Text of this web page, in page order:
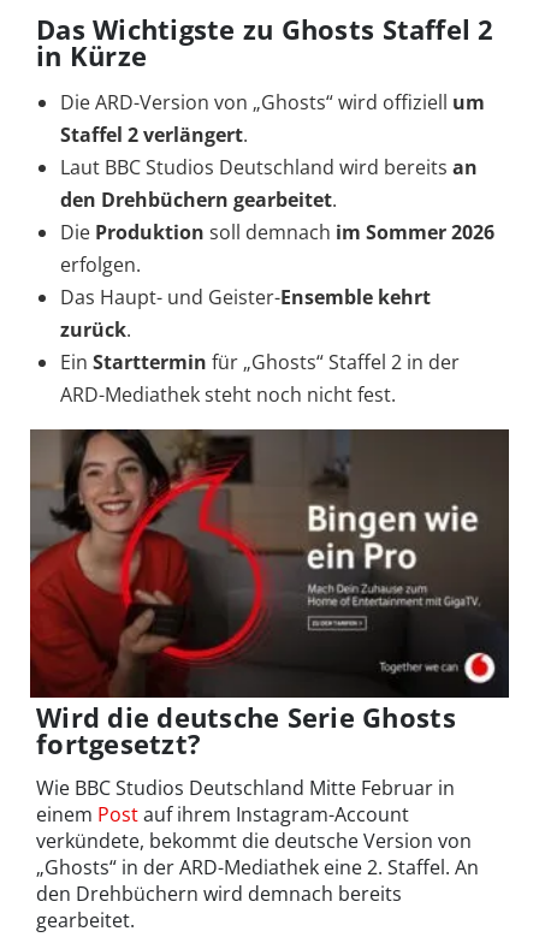
Das Wichtigste zu Ghosts Staffel 2
in Kürze
Die ARD-Version von „Ghosts“ wird offiziell um
Staffel 2 verlängert.
Laut BBC Studios Deutschland wird bereits an
den Drehbüchern gearbeitet.
Die Produktion soll demnach im Sommer 2026
erfolgen.
Das Haupt- und Geister-Ensemble kehrt
zurück.
Ein Starttermin für „Ghosts“ Staffel 2 in der
ARD-Mediathek steht noch nicht fest.
Wird die deutsche Serie Ghosts
fortgesetzt?
Wie BBC Studios Deutschland Mitte Februar in
einem Postauf ihrem Instagram-Account
verkündete, bekommt die deutsche Version von
„Ghosts“ in der ARD-Mediathek eine 2. Staffel. An
den Drehbüchern wird demnach bereits
gearbeitet.